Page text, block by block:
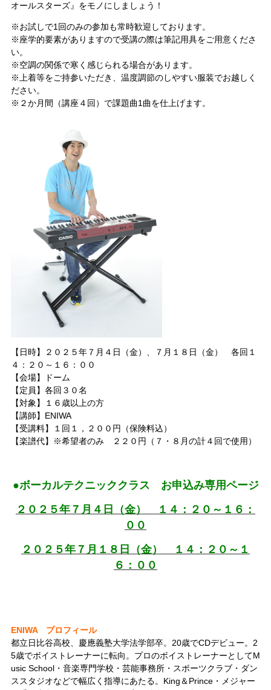
オールスターズ』をモノにしましょう！
※お試しで1回のみの参加も常時歓迎しております。
※座学的要素がありますので受講の際は筆記用具をご用意くださ
い。
※空調の関係で寒く感じられる場合があります。
※上着等をご持参いただき、温度調節のしやすい服装でお越しく
ださい。
※２か月間（講座４回）で課題曲1曲を仕上げます。
【日時】２０２５年７月４日（金）、７月１８日（金） 各回１
４：２０～１６：００
【会場】ドーム
【定員】各回３０名
【対象】１６歳以上の方
【講師】ENIWA
【受講料】１回１，２００ 円
（保険料込）
【楽譜代】※希望者のみ ２２０円
（７・８月の計４回で使用）
●ボーカルテクニッククラス お申込み専用ページ
２０２５年７月４日（金） １４：２０～１６：
００
２０２５年７月１８日（金） １４：２０～１
６：００
ENIWA プロフィール
都立日比谷高校、慶應義塾大学法学部卒。20歳でCDデビュー。2
5歳でボイストレーナーに転向。プロのボイストレーナーとしてM
usic School・音楽専門学校・芸能事務所・スポーツクラブ・ダン
ススタジオなどで幅広く指導にあたる。King＆Prince・メジャー